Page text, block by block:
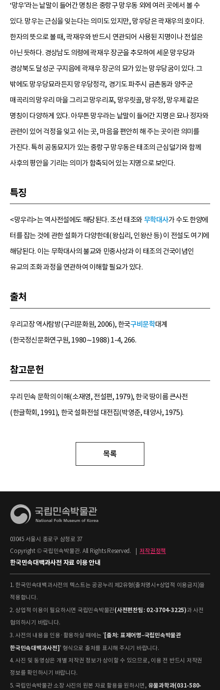
‘망우’라는 낱말이 들어간 명칭은 중랑구 망우동 외에 여러 곳에서 볼 수
있다. 망우는 근심을 잊는다는 의미도 있지만, 망우당은 곽재우의 호이다.
한자의 뜻으로 볼 때, 곽재우와 반드시 연관되어 사용된 지명이나 전설은
아닌 듯하다. 경상남도 의령에 곽재우 장군을 추모하여 세운 망우당과
경상북도 달성군 구지읍에 곽재우 장군의 묘가 있는 망우당굼이 있다. 그
밖에도 망우당묘라든지 망우당정각, 경기도 파주시 금촌동과 양주군
매곡리의 망우리 마을 그리고 망우리포, 망우릿골, 망우정, 망우제 같은
명칭이 다양하게 있다. 아무튼 망우라는 낱말이 들어간 지명은 묘나 정자와
관련이 있어 걱정을 잊고 쉬는 곳, 마음을 편안히 해 주는 곳이란 의미를
가진다. 특히 공동묘지가 있는 중랑구 망우동은 태조의 근심덜기와 함께
사후의 평안을 기리는 의미가 함축되어 있는 지명으로 보인다.
특징
<망우리>는 역사전설에도 해당된다. 조선 태조와 무학대사가 수도 한양에
터를 잡는 것에 관한 설화가 다양한데(왕십리, 인왕산 등) 이 전설도 여기에
해당된다. 이는 무학대사의 불교와 민중사상과 이 태조의 건국이념인
유교의 조화 과정을 연관하여 이해할 필요가 있다.
출처
우리고장 역사탐방(구리문화원, 2006), 한국구비문학대계
(한국정신문화연구원, 1980∼1988) 1-4, 266.
참고문헌
우리 민속 문학의 이해(소재영, 전설편, 1979), 한국 땅이름 큰사전
(한글학회, 1991), 한국 설화전설 대전집(박영준, 태양사, 1975).
목록
03045 서울시 종로구 삼청로 37
Copyright © 국립민속박물관. All Rights Reserved.
저작권정책
한국민속대백과사전 자료 이용 안내
1. 한국민속대백과사전의 텍스트는 공공누리 제2유형(출처명시+상업적 이용금지)을
적용합니다.
2. 상업적 이용이 필요하시면 국립민속박물관(사전편찬팀: 02-3704-3225)과 사전
협의하시기 바랍니다.
3. 사전의 내용을 인용·활용하실 때에는 ' [출처: 표제어명–국립민속박물관
한국민속대백과사전] ' 형식으로 출처를 표시해 주시기 바랍니다.
4. 사진 및 동영상은 개별 저작권 정보가 상이할 수 있으므로, 이용 전 반드시 저작권
정보를 확인하시기 바랍니다.
5. 국립민속박물관 소장 사진의 원본 자료 활용을 원하시면, 유물과학과(031-580-